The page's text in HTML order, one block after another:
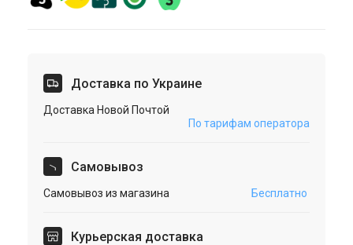
Доставка по Украине
Доставка Новой Почтой
По тарифам оператора
Cамовывоз
Самовывоз из магазина Бесплатно
Курьерская доставка